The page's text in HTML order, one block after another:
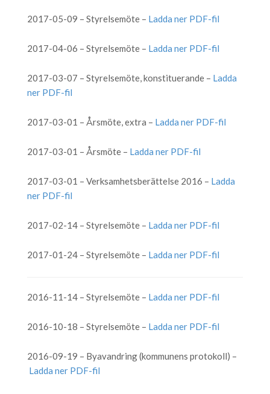
2017-05-09 – Styrelsemöte – Ladda ner PDF-fil
2017-04-06 – Styrelsemöte – Ladda ner PDF-fil
2017-03-07 – Styrelsemöte, konstituerande – Ladda
ner PDF-fil
2017-03-01 – Årsmöte, extra – Ladda ner PDF-fil
2017-03-01 – Årsmöte – Ladda ner PDF-fil
2017-03-01 – Verksamhetsberättelse 2016 – Ladda
ner PDF-fil
2017-02-14 – Styrelsemöte – Ladda ner PDF-fil
2017-01-24 – Styrelsemöte – Ladda ner PDF-fil
2016-11-14 – Styrelsemöte – Ladda ner PDF-fil
2016-10-18 – Styrelsemöte – Ladda ner PDF-fil
2016-09-19 – Byavandring (kommunens protokoll) –
Ladda ner PDF-fil